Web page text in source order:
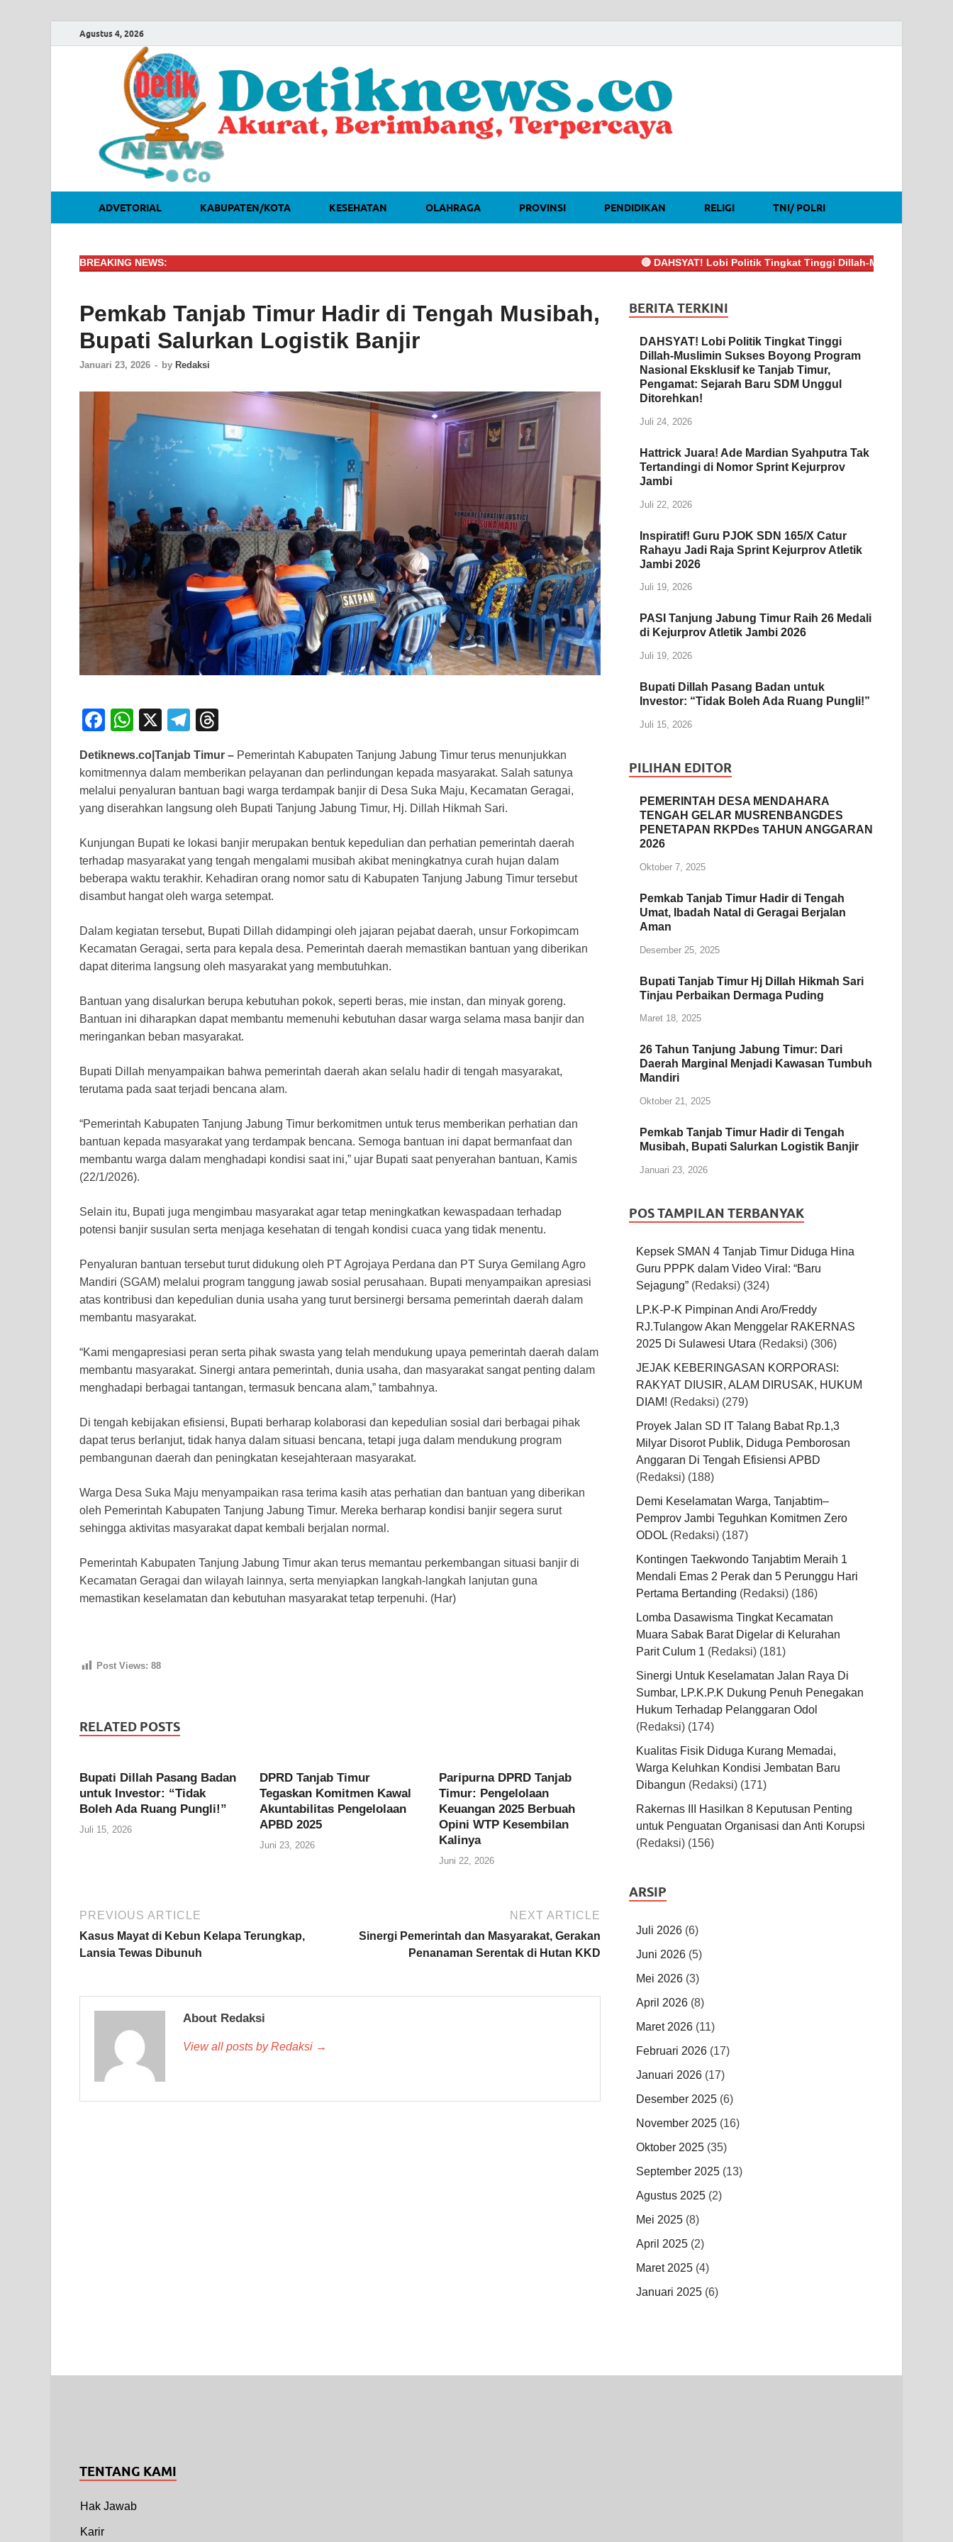
Agustus 4, 2026
ADVETORIAL KABUPATEN/KOTA KESEHATAN OLAHRAGA PROVINSI PENDIDIKAN RELIGI TNI/ POLRI
BREAKING NEWS: DAHSYAT! Lobi Politik Tingkat Tinggi Dillah-Muslimin Sukses
Pemkab Tanjab Timur Hadir di Tengah Musibah,
Bupati Salurkan Logistik Banjir
Januari 23, 2026 - by Redaksi
F
c
e
b
o
o
k
W
at
s
A
p
p
X
T
e
gr
a
m
e
a
d
s
Detiknews.co|Tanjab Timur – Pemerintah Kabupaten Tanjung Jabung Timur terus menunjukkan
komitmennya dalam memberikan pelayanan dan perlindungan kepada masyarakat. Salah satunya
melalui penyaluran bantuan bagi warga terdampak banjir di Desa Suka Maju, Kecamatan Geragai,
yang diserahkan langsung oleh Bupati Tanjung Jabung Timur, Hj. Dillah Hikmah Sari.
Kunjungan Bupati ke lokasi banjir merupakan bentuk kepedulian dan perhatian pemerintah daerah
terhadap masyarakat yang tengah mengalami musibah akibat meningkatnya curah hujan dalam
beberapa waktu terakhir. Kehadiran orang nomor satu di Kabupaten Tanjung Jabung Timur tersebut
disambut hangat oleh warga setempat.
Dalam kegiatan tersebut, Bupati Dillah didampingi oleh jajaran pejabat daerah, unsur Forkopimcam
Kecamatan Geragai, serta para kepala desa. Pemerintah daerah memastikan bantuan yang diberikan
dapat diterima langsung oleh masyarakat yang membutuhkan.
Bantuan yang disalurkan berupa kebutuhan pokok, seperti beras, mie instan, dan minyak goreng.
Bantuan ini diharapkan dapat membantu memenuhi kebutuhan dasar warga selama masa banjir dan
meringankan beban masyarakat.
Bupati Dillah menyampaikan bahwa pemerintah daerah akan selalu hadir di tengah masyarakat,
terutama pada saat terjadi bencana alam.
“Pemerintah Kabupaten Tanjung Jabung Timur berkomitmen untuk terus memberikan perhatian dan
bantuan kepada masyarakat yang terdampak bencana. Semoga bantuan ini dapat bermanfaat dan
membantu warga dalam menghadapi kondisi saat ini,” ujar Bupati saat penyerahan bantuan, Kamis
(22/1/2026).
Selain itu, Bupati juga mengimbau masyarakat agar tetap meningkatkan kewaspadaan terhadap
potensi banjir susulan serta menjaga kesehatan di tengah kondisi cuaca yang tidak menentu.
Penyaluran bantuan tersebut turut didukung oleh PT Agrojaya Perdana dan PT Surya Gemilang Agro
Mandiri (SGAM) melalui program tanggung jawab sosial perusahaan. Bupati menyampaikan apresiasi
atas kontribusi dan kepedulian dunia usaha yang turut bersinergi bersama pemerintah daerah dalam
membantu masyarakat.
“Kami mengapresiasi peran serta pihak swasta yang telah mendukung upaya pemerintah daerah dalam
membantu masyarakat. Sinergi antara pemerintah, dunia usaha, dan masyarakat sangat penting dalam
menghadapi berbagai tantangan, termasuk bencana alam,” tambahnya.
Di tengah kebijakan efisiensi, Bupati berharap kolaborasi dan kepedulian sosial dari berbagai pihak
dapat terus berlanjut, tidak hanya dalam situasi bencana, tetapi juga dalam mendukung program
pembangunan daerah dan peningkatan kesejahteraan masyarakat.
Warga Desa Suka Maju menyampaikan rasa terima kasih atas perhatian dan bantuan yang diberikan
oleh Pemerintah Kabupaten Tanjung Jabung Timur. Mereka berharap kondisi banjir segera surut
sehingga aktivitas masyarakat dapat kembali berjalan normal.
Pemerintah Kabupaten Tanjung Jabung Timur akan terus memantau perkembangan situasi banjir di
Kecamatan Geragai dan wilayah lainnya, serta menyiapkan langkah-langkah lanjutan guna
memastikan keselamatan dan kebutuhan masyarakat tetap terpenuhi. (Har)
Post Views: 88
RELATED POSTS
Bupati Dillah Pasang Badan
untuk Investor: “Tidak
Boleh Ada Ruang Pungli!”
Juli 15, 2026
DPRD Tanjab Timur
Tegaskan Komitmen Kawal
Akuntabilitas Pengelolaan
APBD 2025
Juni 23, 2026
Paripurna DPRD Tanjab
Timur: Pengelolaan
Keuangan 2025 Berbuah
Opini WTP Kesembilan
Kalinya
Juni 22, 2026
PREVIOUS ARTICLE
Kasus Mayat di Kebun Kelapa Terungkap,
Lansia Tewas Dibunuh
NEXT ARTICLE
Sinergi Pemerintah dan Masyarakat, Gerakan
Penanaman Serentak di Hutan KKD
About Redaksi
View all posts by Redaksi →
BERITA TERKINI
DAHSYAT! Lobi Politik Tingkat Tinggi
Dillah-Muslimin Sukses Boyong Program
Nasional Eksklusif ke Tanjab Timur,
Pengamat: Sejarah Baru SDM Unggul
Ditorehkan!
Juli 24, 2026
Hattrick Juara! Ade Mardian Syahputra Tak
Tertandingi di Nomor Sprint Kejurprov
Jambi
Juli 22, 2026
Inspiratif! Guru PJOK SDN 165/X Catur
Rahayu Jadi Raja Sprint Kejurprov Atletik
Jambi 2026
Juli 19, 2026
PASI Tanjung Jabung Timur Raih 26 Medali
di Kejurprov Atletik Jambi 2026
Juli 19, 2026
Bupati Dillah Pasang Badan untuk
Investor: “Tidak Boleh Ada Ruang Pungli!”
Juli 15, 2026
PILIHAN EDITOR
PEMERINTAH DESA MENDAHARA
TENGAH GELAR MUSRENBANGDES
PENETAPAN RKPDes TAHUN ANGGARAN
2026
Oktober 7, 2025
Pemkab Tanjab Timur Hadir di Tengah
Umat, Ibadah Natal di Geragai Berjalan
Aman
Desember 25, 2025
Bupati Tanjab Timur Hj Dillah Hikmah Sari
Tinjau Perbaikan Dermaga Puding
Maret 18, 2025
26 Tahun Tanjung Jabung Timur: Dari
Daerah Marginal Menjadi Kawasan Tumbuh
Mandiri
Oktober 21, 2025
Pemkab Tanjab Timur Hadir di Tengah
Musibah, Bupati Salurkan Logistik Banjir
Januari 23, 2026
POS TAMPILAN TERBANYAK
Kepsek SMAN 4 Tanjab Timur Diduga Hina
Guru PPPK dalam Video Viral: “Baru
Sejagung” (Redaksi) (324)
LP.K-P-K Pimpinan Andi Aro/Freddy
RJ.Tulangow Akan Menggelar RAKERNAS
2025 Di Sulawesi Utara (Redaksi) (306)
JEJAK KEBERINGASAN KORPORASI:
RAKYAT DIUSIR, ALAM DIRUSAK, HUKUM
DIAM! (Redaksi) (279)
Proyek Jalan SD IT Talang Babat Rp.1,3
Milyar Disorot Publik, Diduga Pemborosan
Anggaran Di Tengah Efisiensi APBD
(Redaksi) (188)
Demi Keselamatan Warga, Tanjabtim–
Pemprov Jambi Teguhkan Komitmen Zero
ODOL (Redaksi) (187)
Kontingen Taekwondo Tanjabtim Meraih 1
Mendali Emas 2 Perak dan 5 Perunggu Hari
Pertama Bertanding (Redaksi) (186)
Lomba Dasawisma Tingkat Kecamatan
Muara Sabak Barat Digelar di Kelurahan
Parit Culum 1 (Redaksi) (181)
Sinergi Untuk Keselamatan Jalan Raya Di
Sumbar, LP.K.P.K Dukung Penuh Penegakan
Hukum Terhadap Pelanggaran Odol
(Redaksi) (174)
Kualitas Fisik Diduga Kurang Memadai,
Warga Keluhkan Kondisi Jembatan Baru
Dibangun (Redaksi) (171)
Rakernas III Hasilkan 8 Keputusan Penting
untuk Penguatan Organisasi dan Anti Korupsi
(Redaksi) (156)
ARSIP
Juli 2026 (6)
Juni 2026 (5)
Mei 2026 (3)
April 2026 (8)
Maret 2026 (11)
Februari 2026 (17)
Januari 2026 (17)
Desember 2025 (6)
November 2025 (16)
Oktober 2025 (35)
September 2025 (13)
Agustus 2025 (2)
Mei 2025 (8)
April 2025 (2)
Maret 2025 (4)
Januari 2025 (6)
TENTANG KAMI
Hak Jawab
Karir